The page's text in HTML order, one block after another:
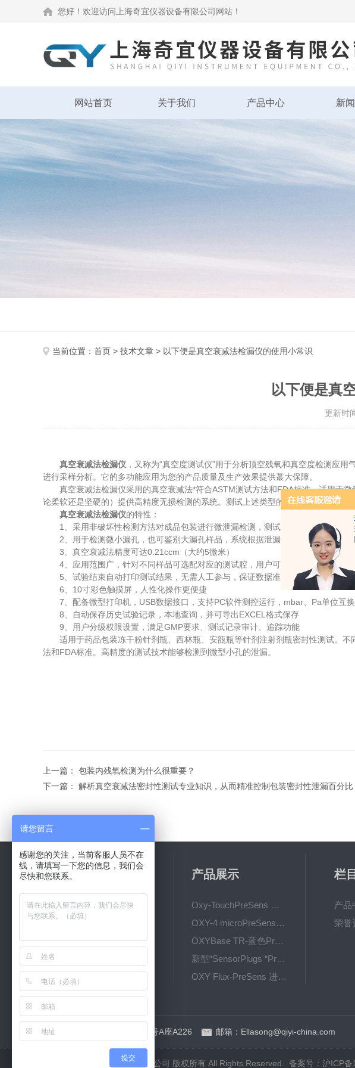
您好！欢迎访问上海奇宜仪器设备有限公司网站！
网站首页 关于我们 产品中心 新
当前位置： 首页 > 技术文章 > 以下便是真空衰减法检漏仪的使用小常识
以下便是真
更新时
真空衰减法检漏仪 ，又称为“真空度测试仪”用于分析顶空残氧和真空度检测应
进行采样分析。它的多功能应用为您的产品质量及生产效果提供蕞大保障。
真空衰减法检漏仪采用的真空衰减法*符合ASTM测试方法和FDA标准，适用于微
论柔软还是坚硬的）提供高精度无损检测的系统。测试上述类型的产品要求很高的
真空衰减法检漏仪的特性：
1、采用非破坏性检测方法对成品包装进行微泄漏检测，测试后样品无损伤不影
2、用于检测微小漏孔，也可鉴别大漏孔样品，系统根据泄漏情况自动判断合格
3、真空衰减法精度可达0.21ccm（大约5微米）
4、应用范围广，针对不同样品可选配对应的测试腔，用户可轻松更换
5、试验结束自动打印测试结果，无需人工参与，保证数据准确性与客观性；
6、10寸彩色触摸屏，人性化操作更便捷
7、配备微型打印机，USB数据接口，支持PC软件测控运行，mbar、Pa单位互换
8、自动保存历史试验记录，本地查询，并可导出EXCEL格式保存
9、用户分级权限设置，满足GMP要求、测试记录审计、追踪功能
适用于药品包装冻干粉针剂瓶、西林瓶、安瓿瓶等针剂注射剂瓶密封性测试。不
法和FDA标准。高精度的测试技术能够检测到微型小孔的泄漏。
上一篇： 包装内残氧检测为什么很重要？
下一篇： 解析真空衰减法密封性测试专业知识，从而精准控制包装密封性泄漏百分比
公司简介
新闻动态
技术文章
产品展示
Oxy-TouchPreSens 氧分析仪 多孔培养容器监测
OXY-4 microPreSens进行监测 不同温度条件下的耗氧量
OXYBase TR-蓝色PreSens 无线微量氧气测量系统
新型“SensorPlugs “PreSens 专为微流体应用而设计的残氧仪
OXY Flux-PreSens 进行原位氧气测量
栏
产品
荣誉
地址：上海市银都西路58号A座A226 邮箱：Ellasong@qiyi-china.com
©2026 上海奇宜仪器设备有限公司 版权所有 All Rights Reserved. 备案号： 沪ICP
请您留言
感谢您的关注，当前客服人员不在
线，请填写一下您的信息，我们会
尽快和您联系。
提交